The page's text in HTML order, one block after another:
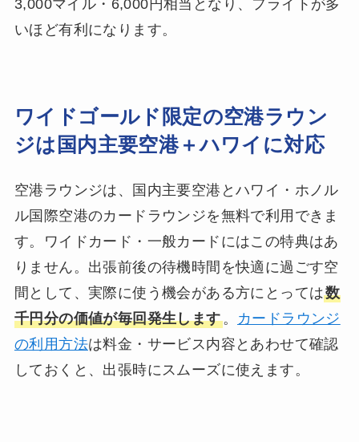
3,000マイル・6,000円相当となり、フライトが多
いほど有利になります。
ワイドゴールド限定の空港ラウン
ジは国内主要空港＋ハワイに対応
空港ラウンジは、国内主要空港とハワイ・ホノル
ル国際空港のカードラウンジを無料で利用できま
す。ワイドカード・一般カードにはこの特典はあ
りません。出張前後の待機時間を快適に過ごす空
間として、実際に使う機会がある方にとっては数
千円分の価値が毎回発生します。
カードラウンジ
の利用方法は料金・サービス内容とあわせて確認
しておくと、出張時にスムーズに使えます。